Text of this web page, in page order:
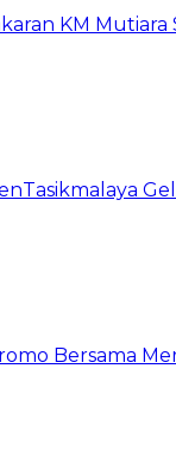
KM Mutiara
Bersama